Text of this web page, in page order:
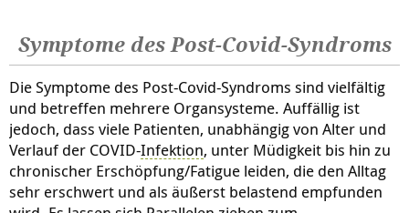
Symptome des Post-Covid-Syndroms
Die Symptome des Post-Covid-Syndroms sind vielfältig
und betreffen mehrere Organsysteme. Auffällig ist
jedoch, dass viele Patienten, unabhängig von Alter und
Verlauf der COVID-Infektion, unter Müdigkeit bis hin zu
chronischer Erschöpfung/Fatigue leiden, die den Alltag
sehr erschwert und als äußerst belastend empfunden